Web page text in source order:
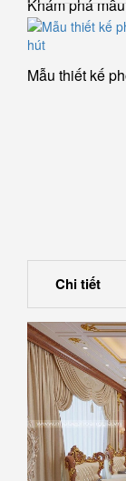
Khám phá
Mẫu thiết kế
Chi tiết